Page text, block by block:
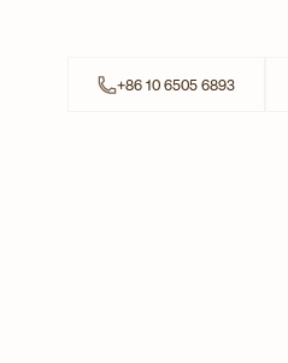
+86 10 6505 6893